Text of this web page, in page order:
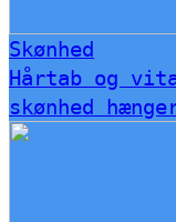
Skønhed
Hårtab og
skønhed